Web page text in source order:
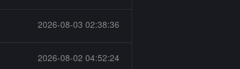
2026-08-03 02:38:36
2026-08-02 04:52:24